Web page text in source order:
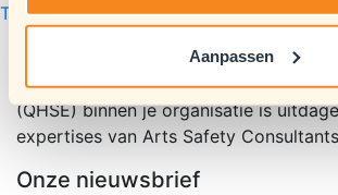
Aanpassen
Terug naar nieuwsoverzicht
Werken aan Quality, Health, Safety,
(QHSE) binnen je organisatie is
expertises van Arts Safety
Onze nieuwsbrief